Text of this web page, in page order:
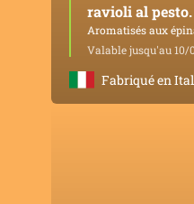
ravioli al pesto.
Aromatisés aux
Valable jusqu'au 10/
Fabriqué en